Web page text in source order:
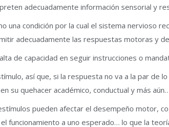
adecuadamente información sensorial y
una condición por la cual el sistema nervioso
adecuadamente las respuestas motoras y
de capacidad en seguir instrucciones o
así que, si la respuesta no va a la par de
su quehacer académico, conductual y más
pueden afectar el desempeño motor,
funcionamiento a uno esperado… lo que la